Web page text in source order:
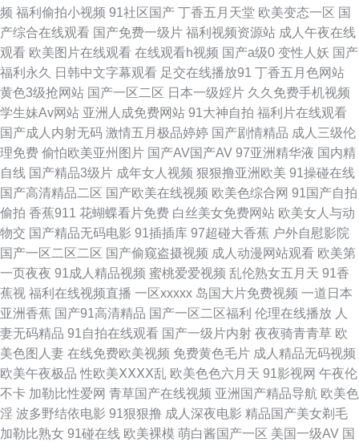
花激情婷婷在线 91视频你懂的 95超碰人人爱 久久国产精品久久 超碰人人成
人 91看片淫黄大片 九一福利社 AV无码波多野 尤物91网站 91视频在线日美
女免费 久久伊人热 黑人妖肏逼 婷婷久久一区 青青草久久嗯伊人 国产精品欧
美性爱 AV福利免费播放 91亚洲色图在线 日韩欧美综合 91啪啪视频 91午夜
先锋影音性AV资源 国内探花网址视 av天堂香蕉热东京 91扦妹妹电影导航
91玉足 国产精品欧美性爱 91穿媒 五月天久久影院 欧美日韩精品在线观看
91人人干 福利破解91 福利姬com 麻豆肏屄六 欧美性人与兽 91猫先生81部
合集 亚卅成人黄色网址 老司机在线福福利 91深夜福利社区 97资源男天堂 国
产成人精品1024 九一破解版 日韩经典久久 午夜寂寞看成人 91绯色视频系列
91美女艹逼网站 AV加勒日欧 成人精品国产 国产精品自拍97在线 人妖自慰网
站 一本道成人AV 91草碰 91啪啪 国产传媒妞妞成人在线 91社区视频在线观
频 福利偷拍小视频 91社区国产 丁香五月天堂 欧美变态一区 国
产综合在线观看 国产免费一级片 福利视频资源站 成人午夜在线
观看 欧美图片在线观看 在线观看h视频 国产a级0 变性人妖 国产
福利永久
日韩中文字幕观看 足交在线播放91 丁香五月色网站
黄色3级抢网站 国产一区二区 日本一级婬片 久久免费手机视频
学生妹Av网站 亚洲人成免费网站 91大神自拍 福利片在线观看
国产成人内射无码 激情五月极品婷婷 国产剧情精品 成人三级伦
理免费 偷怕欧美亚州图片 国产AV国产AV 97亚洲精华液 国内精
自线 国产精品3级片 成年女人视频 狠狠撸亚洲欧美 91操碰在线
国产高清精品二区 国产欧美在线视频 欧美色综合网 91国产自拍
偷拍 香蕉911 花蝴蝶看片免费 白丝美女免费网站 欧美女人与动
物交 国产精品无码电影 91插插库 97超碰大香蕉 户外自慰影院
国产一区二区二区 国产偷窥盗摄视频 成人动漫网站观看 欧美第
一页夜夜 91成人精品视频 蜜桃爱爱视频 乱伦熟女五月天 91香
蕉视 福利在线视频直播 一区xxxxx 岛国大片免费视频 一道日本
亚洲香蕉 国产91高清精品 国产一区二区福利 伦理在线播放 人
妻无码精品 91自拍在线观看 国产一级片内射 夜夜骑青青草 欧
美色图人妻 在线免费欧美视频 免费黄色毛片 成人精品无码视频
欧美午夜极品 性欧美ⅩⅩⅩⅩ乱 欧美色色六月天 91影视网 午夜伦
不卡 加勒比性爱网 青草国产在线视频 亚洲国产精品导航 欧美色
淫 波多野结依电影 91狠狠撸 成人深夜电影 精品国产美女剃毛
加勒比熟女 91碰在线 欧美裸模 萌白酱国产一区 美国一级AV 国